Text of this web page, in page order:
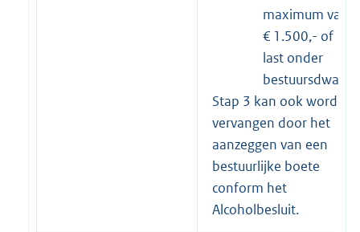
maximum van
€ 1.500,- of
last onder
bestuursdwang
Stap 3 kan ook worden
vervangen door het
aanzeggen van een
bestuurlijke boete
conform het
Alcoholbesluit.